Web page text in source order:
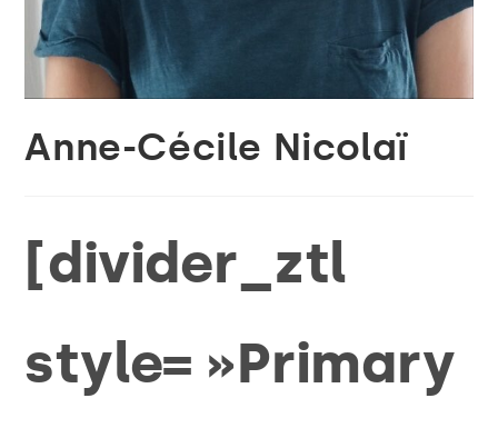
Anne-Cécile Nicolaï
[divider_ztl
style= »Primary